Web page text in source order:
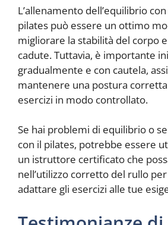
L’allenamento dell’equilibrio
pilates può essere un ottimo
migliorare la stabilità del corpo
cadute. Tuttavia, è importante
gradualmente e con cautela,
mantenere una postura
esercizi in modo controllato.
Se hai problemi di equilibrio o
con il pilates, potrebbe essere
un istruttore certificato che
nell’utilizzo corretto del rullo
adattare gli esercizi alle tue